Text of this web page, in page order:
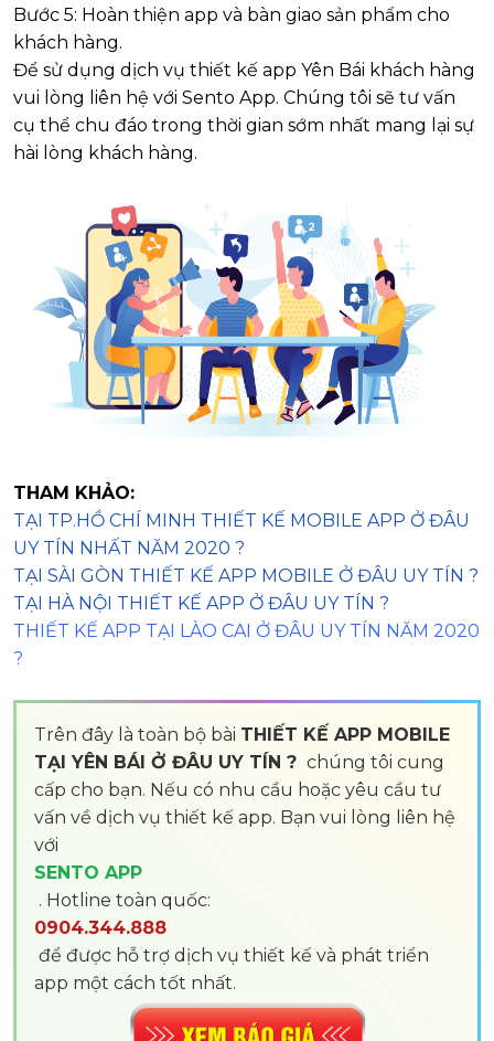
Bước 5: Hoàn thiện app và bàn giao sản phẩm cho
khách hàng.
Để sử dụng dịch vụ thiết kế app Yên Bái khách hàng
vui lòng liên hệ với Sento App. Chúng tôi sẽ tư vấn
cụ thể chu đáo trong thời gian sớm nhất mang lại sự
hài lòng khách hàng.
THAM KHẢO:
TẠI TP.HỒ CHÍ MINH THIẾT KẾ MOBILE APP Ở ĐÂU
UY TÍN NHẤT NĂM 2020 ?
TẠI SÀI GÒN THIẾT KẾ APP MOBILE Ở ĐÂU UY TÍN ?
TẠI HÀ NỘI THIẾT KẾ APP Ở ĐÂU UY TÍN ?
THIẾT KẾ APP TẠI LÀO CAI Ở ĐÂU UY TÍN NĂM 2020
?
Trên đây là toàn bộ bài THIẾT KẾ APP MOBILE
TẠI YÊN BÁI Ở ĐÂU UY TÍN ? chúng tôi cung
cấp cho bạn. Nếu có nhu cầu hoặc yêu cầu tư
vấn về dịch vụ thiết kế app. Bạn vui lòng liên hệ
với
SENTO APP
. Hotline toàn quốc:
0904.344.888
để được hỗ trợ dịch vụ thiết kế và phát triển
app một cách tốt nhất.